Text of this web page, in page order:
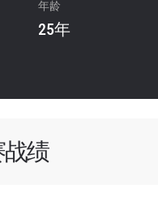
年龄
25年
战绩